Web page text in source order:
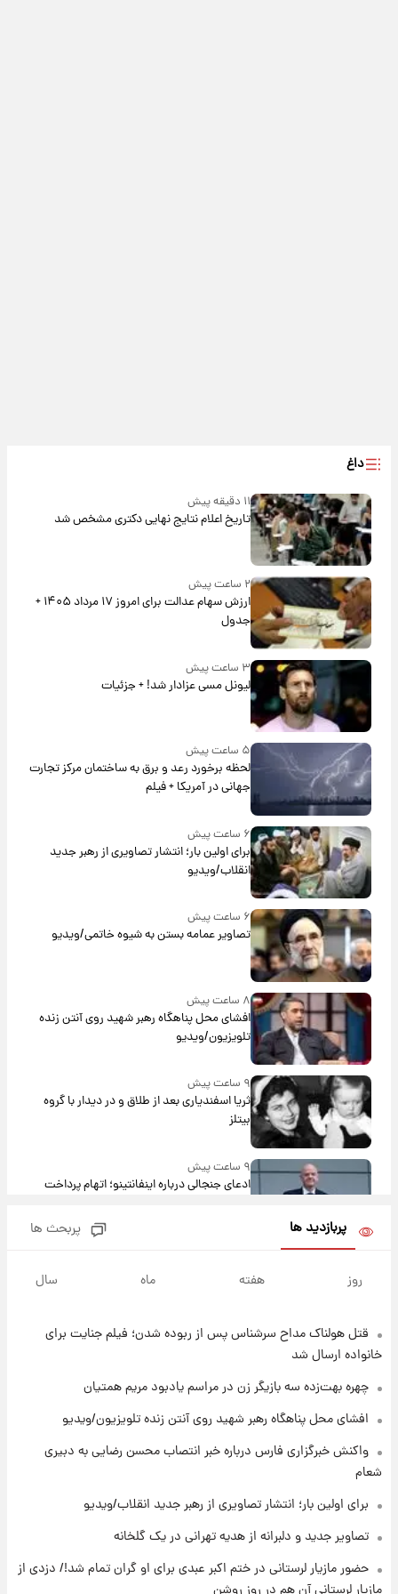
داغ
۱۱ دقیقه پیش
تاریخ اعلام نتایج نهایی دکتری مشخص شد
۲ ساعت پیش
ارزش سهام عدالت برای امروز ۱۷ مرداد ۱۴۰۵ +
جدول
۳ ساعت پیش
لیونل مسی عزادار شد! + جزئیات
۵ ساعت پیش
لحظه برخورد رعد و برق به ساختمان مرکز تجارت
جهانی در آمریکا + فیلم
۶ ساعت پیش
برای اولین بار؛ انتشار تصاویری از رهبر جدید
انقلاب/ویدیو
۶ ساعت پیش
تصاویر عمامه بستن به شیوه خاتمی/ویدیو
۸ ساعت پیش
افشای محل پناهگاه‌ رهبر شهید روی آنتن زنده
تلویزیون/ویدیو
۹ ساعت پیش
ثریا اسفندیاری بعد از طلاق و در دیدار با گروه
بیتلز
۹ ساعت پیش
ادعای جنجالی درباره اینفانتینو؛ اتهام پرداخت
آلزایمر و زوال عقل افزایش می‌یابد؟
۹ ساعت پیش
۱۰ ساعت پیش
مرداد ۱۴۰۵ +جدول
۱۰ ساعت پیش
با قدرتمندترین و بادوام ترین تانک جهان آشنا
شوید+ فیلم
۱۱ ساعت پیش
پربازدید ها پربحث ها
روز هفته ماه سال
قتل هولناک مداح سرشناس پس از ربوده شدن؛ فیلم جنایت برای
خانواده ارسال شد
چهره بهت‌زده سه بازیگر زن در مراسم یادبود مریم همتیان
افشای محل پناهگاه‌ رهبر شهید روی آنتن زنده تلویزیون/ویدیو
واکنش خبرگزاری فارس درباره خبر انتصاب محسن رضایی به دبیری
شعام
برای اولین بار؛ انتشار تصاویری از رهبر جدید انقلاب/ویدیو
تصاویر جدید و دلبرانه از هدیه تهرانی در یک گلخانه
حضور مازیار لرستانی در ختم اکبر عبدی برای او گران تمام شد!/ دزدی از